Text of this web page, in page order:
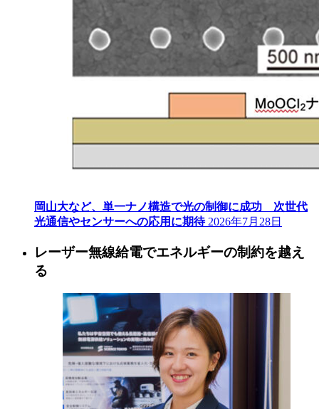
岡山大など、単一ナノ構造で光の制御に成功 次世代
光通信やセンサーへの応用に期待 2026年7月28日
レーザー無線給電でエネルギーの制約を越え
る